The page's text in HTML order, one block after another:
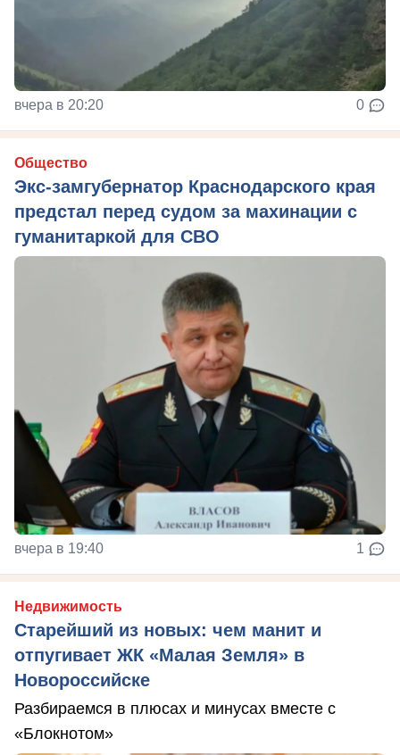
вчера в 20:20 0
Общество
Экс-замгубернатор Краснодарского края
предстал перед судом за махинации с
гуманитаркой для СВО
вчера в 19:40 1
Недвижимость
Старейший из новых: чем манит и
отпугивает ЖК «Малая Земля» в
Новороссийске
Разбираемся в плюсах и минусах вместе с
«Блокнотом»